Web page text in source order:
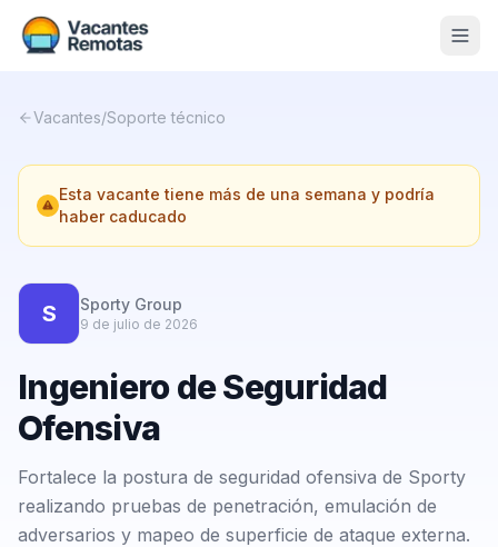
Nosotros
Contacto
Calculadora Freelance
Vacantes/Soporte técnico
Esta vacante tiene más de una semana y podría
haber caducado
S Sporty Group
9 de julio de 2026
Ingeniero de Seguridad
Ofensiva
Fortalece la postura de seguridad ofensiva de Sporty
realizando pruebas de penetración, emulación de
adversarios y mapeo de superficie de ataque externa.